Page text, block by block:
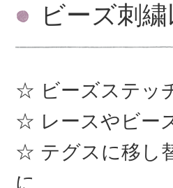
ビーズ刺
ビーズステッ
レースやビー
テグスに移し
に